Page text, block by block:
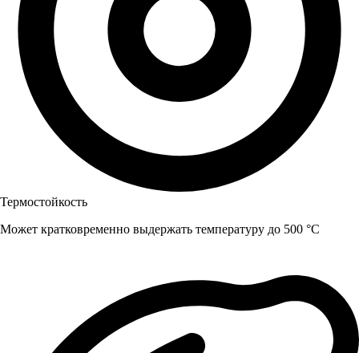
Термостойкость
Может кратковременно выдержать температуру до 500 °C